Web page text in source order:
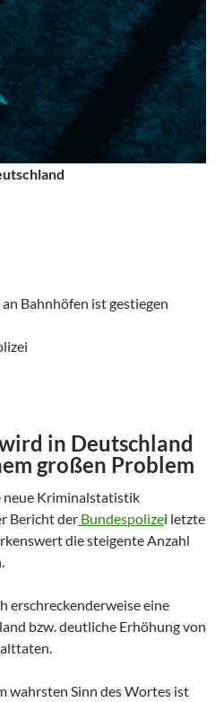
Bahnhöfen ist gestiegen
in Deutschland
großen Problem
neue Kriminalstatistik
Bericht der Bundespolizei letzte
die steigente Anzahl
erschreckenderweise eine
bzw. deutliche Erhöhung von
wahrsten Sinn des Wortes ist